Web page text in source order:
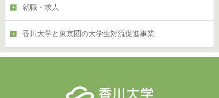
就職・求人
香川大学と東京圏の大学生対流促進事業